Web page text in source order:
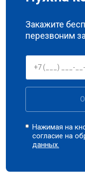
Закажите
перезвоним
Нажимая на
согласие на
данных.